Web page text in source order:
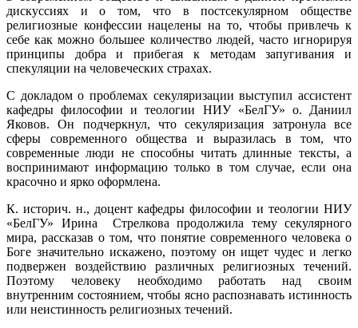
дискуссиях и о том, что в постсекулярном обществе
религиозные конфессии нацелены на то, чтобы привлечь к
себе как можно большее количество людей, часто игнорируя
принципы добра и прибегая к методам запугивания и
спекуляции на человеческих страхах.
С докладом о проблемах секуляризации выступил ассистент
кафедры философии и теологии НИУ «БелГУ» о. Даниил
Яковов. Он подчеркнул, что секуляризация затронула все
сферы современного общества и выразилась в том, что
современные люди не способны читать длинные тексты, а
воспринимают информацию только в том случае, если она
красочно и ярко оформлена.
К. историч. н., доцент кафедры философии и теологии НИУ
«БелГУ» Ирина Стрелкова продолжила тему секулярного
мира, рассказав о том, что понятие современного человека о
Боге значительно искажено, поэтому он ищет чудес и легко
подвержен воздействию различных религиозных течений.
Поэтому человеку необходимо работать над своим
внутренним состоянием, чтобы ясно распознавать истинность
или неистинность религиозных течений.